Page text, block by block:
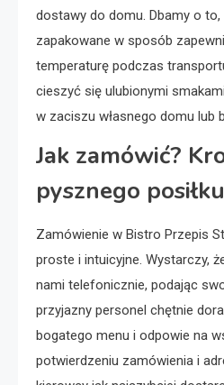
dostawy do domu. Dbamy o to,
zapakowane w sposób
temperaturę podczas
cieszyć się ulubionymi
w zaciszu własnego domu lub
Jak zamówić?
pysznego posiłku
Zamówienie w Bistro Przepis
proste i intuicyjne. Wystarczy,
nami telefonicznie, podając
przyjazny personel chętnie
bogatego menu i odpowie na
potwierdzeniu zamówienia i